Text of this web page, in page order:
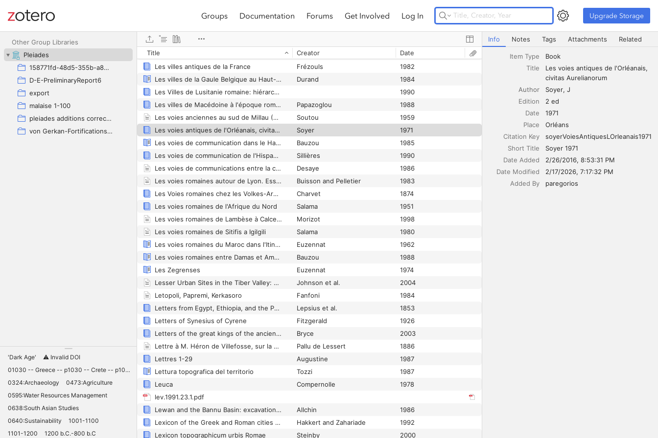
Site navigation
Groups Documentation Forums Get Involved Log In Upgrade Storage Upgrade Storage
Other Group Libraries
Pleiades
158771fd-48d5-355b-a887-59923900a426
D-E-PreliminaryReport6
export
malaise 1-100
pleiades additions corrected
von Gerkan-Fortifications(Dura)
'Dark Age'
⚠️ Invalid DOI
01030 -- Greece -- p1030 -- Crete -- p1030 -- Knossos -- 11030 -- palaces -- Minoan -- 10420
0324:Archaeology
0473:Agriculture
0595:Water Resources Management
0638:South Asian Studies
0640:Sustainability
1001-1100
1101-1200
1200 b.C.-800 b.C
Title Creator Date
Raguy
1978
Les villes antiques de la France
Frézouls
1982
Les villes de la Gaule Belgique au Haut-Empire: actes du Colloque tenu à Saint-Riquier (Somme) les 22-23-24 octobre 1982
Durand
1984
Les Villes de Lusitanie romaine: hiérarchies et territoires: table ronde internationale du CNRS, Talence, le 8-9 décembre 1988
1990
Les villes de Macédoine à l'époque romaine
Papazoglou
1988
Les voies anciennes au sud de Millau (Aveyron)
Soutou
1959
Les voies antiques de l'Orléanais, civitas Aurelianorum
Soyer
1971
Les voies de communication dans le Hauran à l'époque romaine
Bauzou
1985
Les voies de communication de l'Hispanie méridionale
Sillières
1990
Les voies de communications entre la combe de Die et le sillon alpin dans l’antiquité et au Moyen-Age
Desaye
1986
Les voies romaines autour de Lyon. Essai de synthèse
Buisson and Pelletier
1983
Les Voies romaines chez les Volkes-Arécomiques
Charvet
1874
Les voies romaines de l'Afrique du Nord
Salama
1951
Les voies romaines de Lambèse à Calceus Herculis (El Kantara, Algérie). [Note de synthèse]
Morizot
1998
Les voies romaines de Sitifis a Igilgili
Salama
1980
Les voies romaines du Maroc dans l'Itinéraire Antonin
Euzennat
1962
Les voies romaines entre Damas et Amman
Bauzou
1988
Les Zegrenses
Euzennat
1974
Lesser Urban Sites in the Tiber Valley: Baccanae, Forum Cassii and Castellum Amerinum
Johnson et al.
2004
Letopoli, Papremi, Kerkasoro
Fanfoni
1984
Letters from Egypt, Ethiopia, and the Peninsula of Sinai
Lepsius et al.
1853
Letters of Synesius of Cyrene
Fitzgerald
1926
Letters of the great kings of the ancient Near East: the royal correspondence of the late Bronze Age
Bryce
2003
Lettre à M. Héron de Villefosse, sur la position de Rusuccurium
Pallu de Lessert
1886
Lettres 1-29
Augustine
1987
Lettura topografica del territorio
Tozzi
1987
Leuca
Compernolle
1978
lev.1991.23.1.pdf
Lewan and the Bannu Basin: excavation and survey of sites and environments in North West Pakistan
Allchin
1986
Lexicon of the Greek and Roman cities and place names in antiquity, ca. 1500 B.C. - ca. A.D. 500
Hakkert and Zahariade
1992
Lexicon topographicum urbis Romae
Steinby 2000
Les voies antiques de l'Orléanais, civitas Aurelianorum
Info Notes Tags Attachments Related
Item Type
Book
Title
Les voies antiques de l'Orléanais,
civitas Aurelianorum
Author
Soyer J
Edition
2 ed
Date
1971
Place
Orléans
Citation Key
soyerVoiesAntiquesLOrleanais1971
Short Title
Soyer 1971
Date Added
2/26/2016, 8:53:31 PM
Date Modified
2/17/2026, 7:17:32 PM
Added By
paregorios